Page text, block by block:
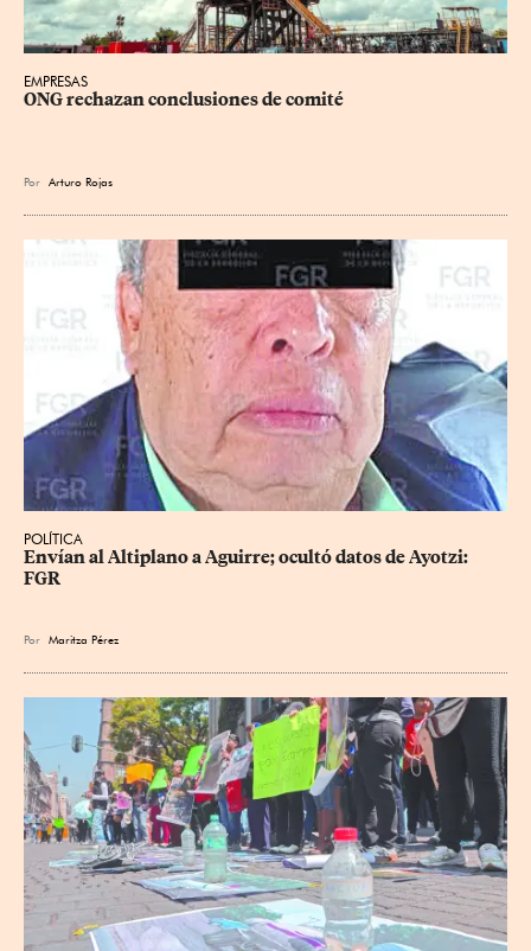
EMPRESAS
ONG rechazan conclusiones de comité
Por Arturo Rojas
POLÍTICA
Envían al Altiplano a Aguirre; ocultó datos de Ayotzi:
FGR
Por Maritza Pérez